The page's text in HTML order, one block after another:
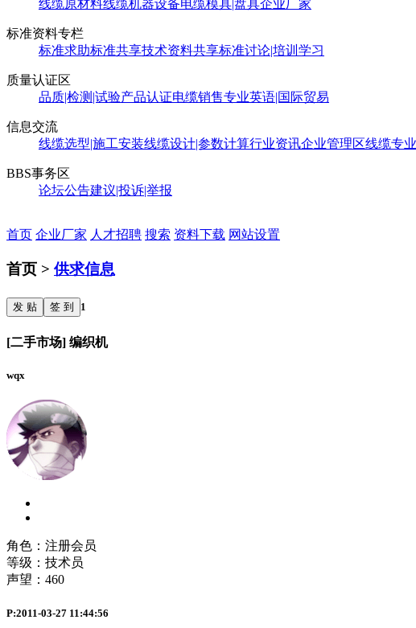
线缆原材料线缆机器设备电缆模具|盘具企业厂家
标准资料专栏
标准求助标准共享技术资料共享标准讨论|培训学习
质量认证区
品质|检测|试验产品认证电缆销售专业英语|国际贸易
信息交流
线缆选型|施工安装线缆设计|参数计算行业资讯企业管理区线缆专
BBS事务区
论坛公告建议|投诉|举报
首页 企业厂家 人才招聘 搜索 资料下载 网站设置
首页 > 供求信息
发 贴 签 到 1
[二手市场] 编织机
wqx
角色：注册会员
等级：技术员
声望： 460
P:2011-03-27 11:44:56